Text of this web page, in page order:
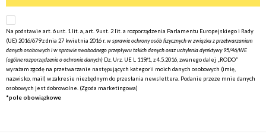
Na podstawie art. 6 ust. 1 lit. a, art. 9 ust. 2 lit. a rozporządzenia Parlamentu Europejskiego i Rady
(UE) 2016/679 z dnia 27 kwietnia 2016 r. w sprawie ochrony osób fizycznych w związku z przetwarzaniem
danych osobowych i w sprawie swobodnego przepływu takich danych oraz uchylenia dyrektywy 95/46/WE
(ogólne rozporządzenie o ochronie danych) Dz. Urz. UE L 119/1, z 4.5.2016, zwanego dalej „RODO”
wyrażam zgodę na przetwarzanie następujących kategorii moich danych osobowych (imię,
nazwisko, mail) w zakresie niezbędnym do przesłania newslettera. Podanie przeze mnie danych
osobowych jest dobrowolne. (Zgoda marketingowa)
*pole obowiązkowe